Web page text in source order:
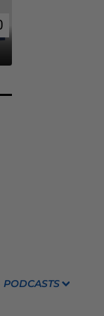
PODCASTS